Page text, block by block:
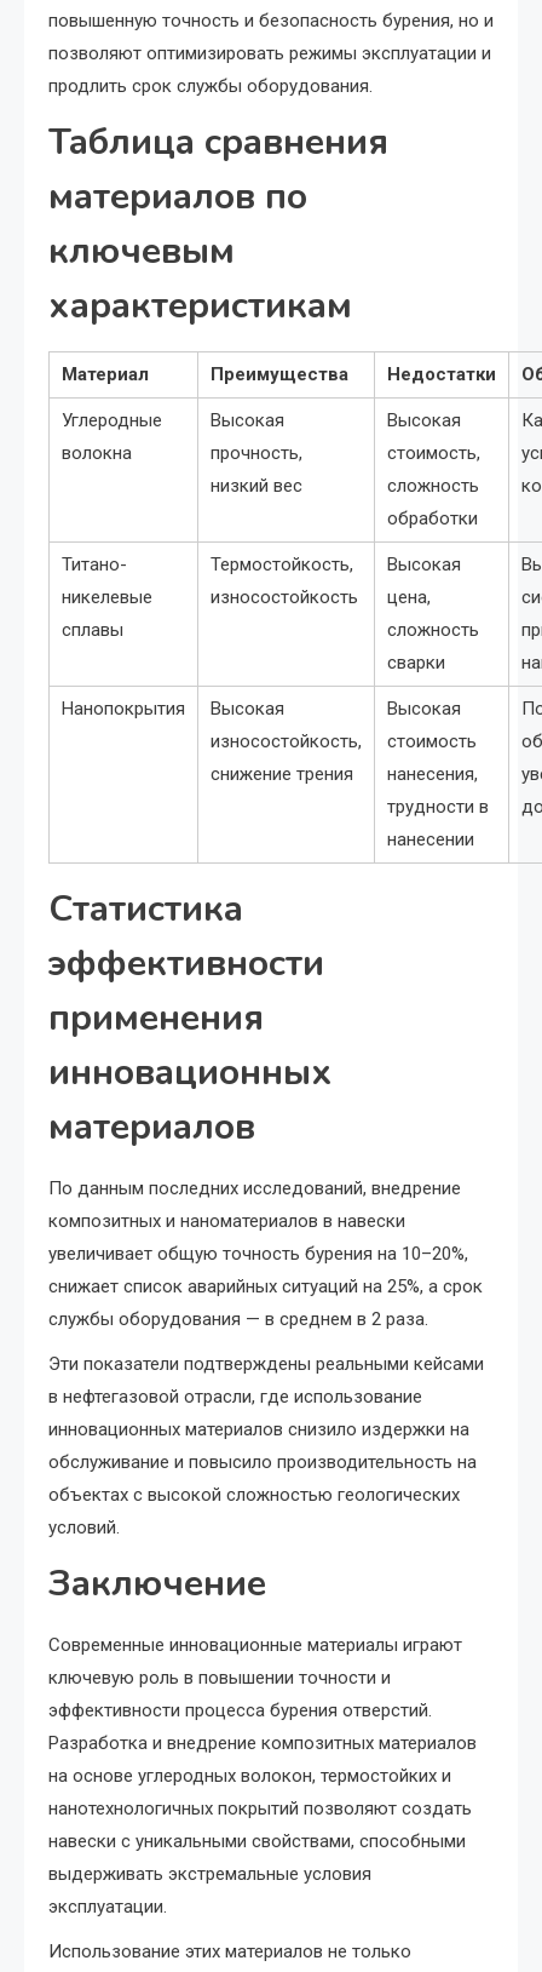
повышенную точность и безопасность бурения, но и
позволяют оптимизировать режимы эксплуатации и
продлить срок службы оборудования.
Таблица сравнения
материалов по
ключевым
характеристикам
Материал Преимущества Недостатки
Углеродные
волокна
Высокая
прочность,
низкий вес
Высокая
стоимость,
сложность
обработки
Титано-
никелевые
сплавы
Термостойкость,
износостойкость
Высокая
цена,
сложность
сварки
Нанопокрытия
Высокая
износостойкость,
снижение трения
Высокая
стоимость
нанесения,
трудности в
нанесении
Статистика
эффективности
применения
инновационных
материалов
По данным последних исследований, внедрение
композитных и наноматериалов в навески
увеличивает общую точность бурения на 10–20%,
снижает список аварийных ситуаций на 25%, а срок
службы оборудования — в среднем в 2 раза.
Эти показатели подтверждены реальными кейсами
в нефтегазовой отрасли, где использование
инновационных материалов снизило издержки на
обслуживание и повысило производительность на
объектах с высокой сложностью геологических
условий.
Заключение
Современные инновационные материалы играют
ключевую роль в повышении точности и
эффективности процесса бурения отверстий.
Разработка и внедрение композитных материалов
на основе углеродных волокон, термостойких и
нанотехнологичных покрытий позволяют создать
навески с уникальными свойствами, способными
выдерживать экстремальные условия
эксплуатации.
Использование этих материалов не только